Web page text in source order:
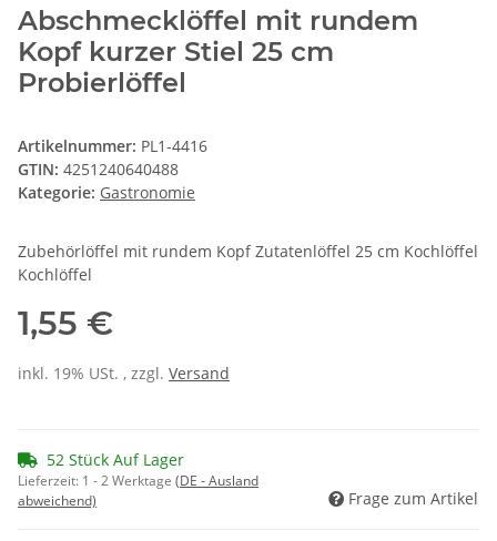
Abschmecklöffel mit rundem
Kopf kurzer Stiel 25 cm
Probierlöffel
Artikelnummer: PL1-4416
GTIN: 4251240640488
Kategorie: Gastronomie
Zubehörlöffel mit rundem Kopf Zutatenlöffel 25 cm Kochlöffel
Kochlöffel
1,55 €
inkl. 19% USt. , zzgl. Versand
52 Stück Auf Lager
Lieferzeit: 1 - 2 Werktage (DE - Ausland
abweichend)
Frage zum Artikel